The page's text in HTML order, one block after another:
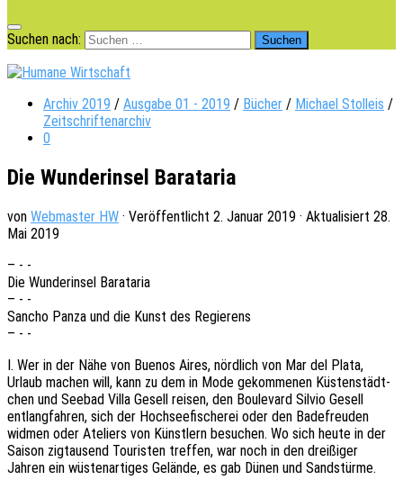
Suchen nach:
Archiv 2019 / Ausgabe 01 - 2019 / Bücher / Michael Stolleis /
Zeitschriftenarchiv
0
Die Wunderinsel Barataria
von Webmaster HW · Veröffentlicht 2. Januar 2019 · Aktualisiert 28.
Mai 2019
– - -
Die Wunder­in­sel Barataria
– - -
Sancho Panza und die Kunst des Regierens
– - -
I. Wer in der Nähe von Buenos Aires, nörd­lich von Mar del Plata,
Urlaub machen will, kann zu dem in Mode gekom­me­nen Küsten­städt­
chen und Seebad Villa Gesell reisen, den Boule­vard Silvio Gesell
entlang­fah­ren, sich der Hoch­see­fi­sche­rei oder den Bade­freu­den
widmen oder Ateliers von Künst­lern besu­chen. Wo sich heute in der
Saison zigtau­send Touris­ten tref­fen, war noch in den drei­ßi­ger
Jahren ein wüsten­ar­ti­ges Gelän­de, es gab Dünen und Sandstürme.